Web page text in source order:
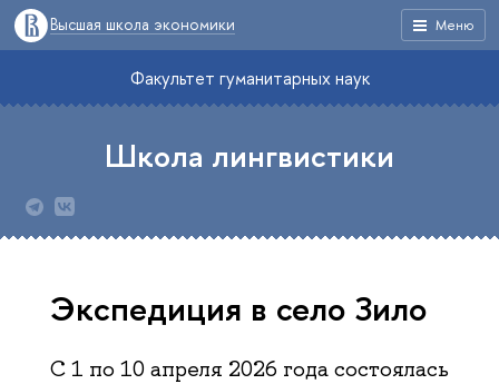
Меню
Высшая школа экономики
Факультет гуманитарных наук
Школа лингвистики
Экспедиция в село Зило
С 1 по 10 апреля 2026 года состоялась